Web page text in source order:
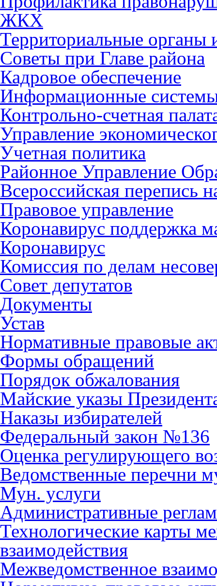
ЖКХ
Территориальные органы
Советы при Главе района
Кадровое обеспечение
Информационные
Контрольно-счетная
Управление
Учетная политика
Районное Управление
Всероссийская перепись
Правовое управление
Коронавирус поддержка
Коронавирус
Комиссия по делам
Совет депутатов
Документы
Устав
Нормативные правовые
Формы обращений
Порядок обжалования
Майские указы
Наказы избирателей
Федеральный закон №136
Оценка регулирующего
Ведомственные перечни
Мун. услуги
Административные
Технологические карты
взаимодействия
Межведомственное